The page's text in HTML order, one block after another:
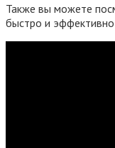
Также вы можете
быстро и